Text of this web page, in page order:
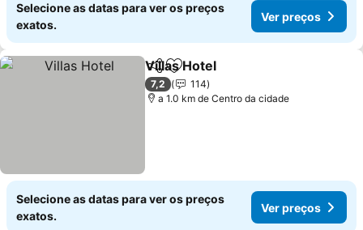
Selecione as datas para ver os preços
exatos.
Ver preços
PartilharAdicionar aos favoritos
Villas Hotel
7,2
114
a 1.0 km de Centro da cidade
Selecione as datas para ver os preços
exatos.
Ver preços